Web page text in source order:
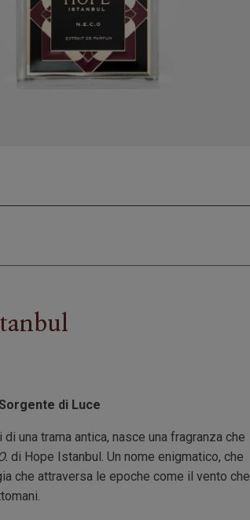
di Luce
una trama antica, nasce una fragranza che
di Hope Istanbul. Un nome enigmatico, che
che attraversa le epoche come il vento che